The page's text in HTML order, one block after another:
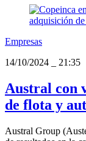
Empresas
14/10/2024
21:35
Austral con
de flota y
Austral Group